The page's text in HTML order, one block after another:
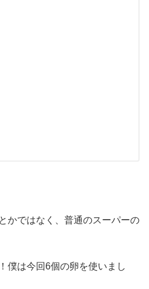
かではなく、普通のスーパーの
僕は今回6個の卵を使いまし